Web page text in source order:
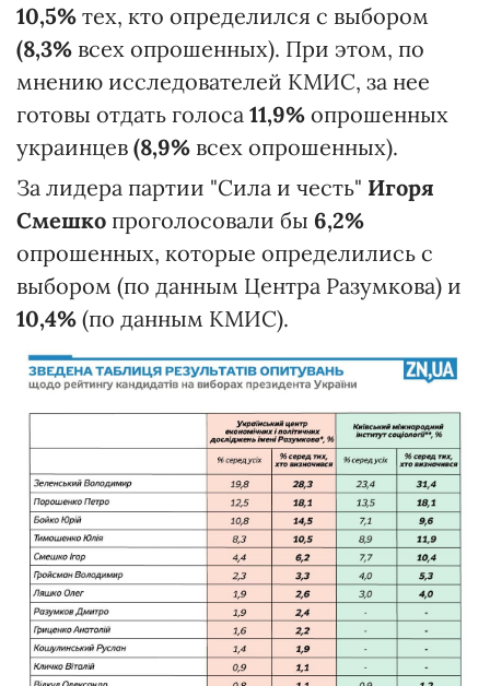
10,5% тех, кто определился с выбором
(8,3% всех опрошенных). При этом, по
мнению исследователей КМИС, за нее
готовы отдать голоса 11,9% опрошенных
украинцев (8,9% всех опрошенных).
За лидера партии "Сила и честь" Игоря
Смешко проголосовали бы 6,2%
опрошенных, которые определились с
выбором (по данным Центра Разумкова) и
10,4% (по данным КМИС).